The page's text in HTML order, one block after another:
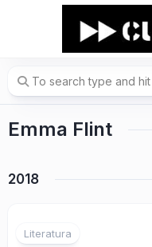
Emma Flint
2018
Literatura